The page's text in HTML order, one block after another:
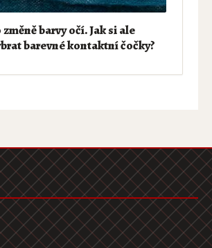
barvy očí. Jak si ale
barevné kontaktní čočky?